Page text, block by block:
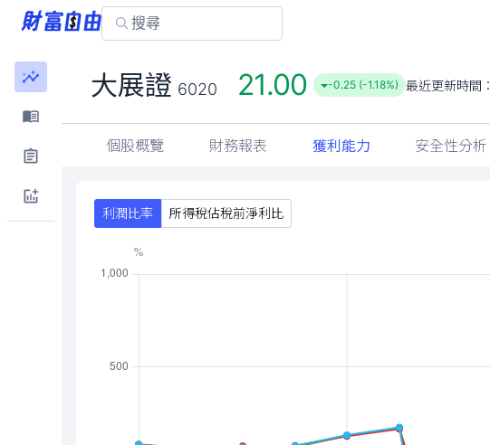
大展證 6020 21.00 -0.25 (-1.18%) 最近更新時間：
個股概覽 財務報表 獲利能力 安全性分析
利潤比率 所得稅佔稅前淨利比